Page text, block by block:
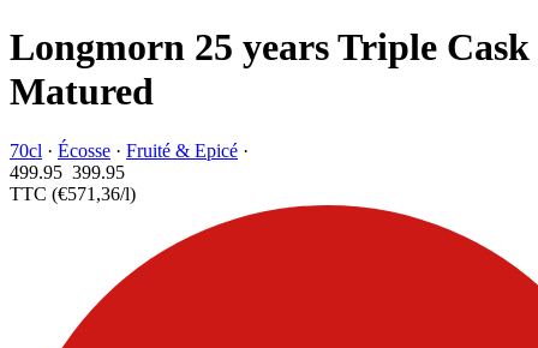
Longmorn 25 years Triple Cask
Matured
70cl · Écosse · Fruité & Epicé ·
499.95 399.95
TTC (€571,36/l)